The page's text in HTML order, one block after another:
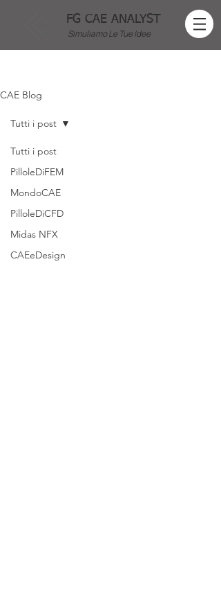
FG CAE ANALYST
Simuliamo Le Tue Idee
CAE Blog
Tutti i post
PilloleDiFEM
MondoCAE
PilloleDiCFD
Midas NFX
CAEeDesign
Tutti i post